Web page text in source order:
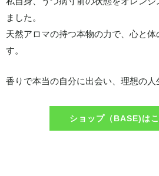
ました。
天然アロマの持つ本物の力で、心と
す。
香りで本当の自分に出会い、理想の人
ショップ（BASE)は